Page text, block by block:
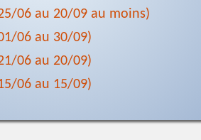
06 au 20/09 au moins)
06 au 30/09)
06 au 20/09)
06 au 15/09)